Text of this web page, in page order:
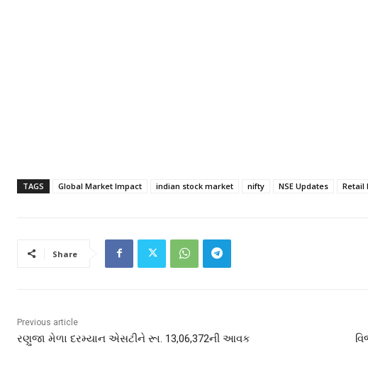
TAGS Global Market Impact indian stock market nifty NSE Updates Retail
Share
Previous article
રણુજા મેળા દરમ્યાન એસટીને રૂા. 13,06,372ની આવક